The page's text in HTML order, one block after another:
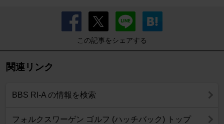
この記事をシェアする
関連リンク
BBS RI-A の情報を検索
フォルクスワーゲン ゴルフ (ハッチバック) トップ